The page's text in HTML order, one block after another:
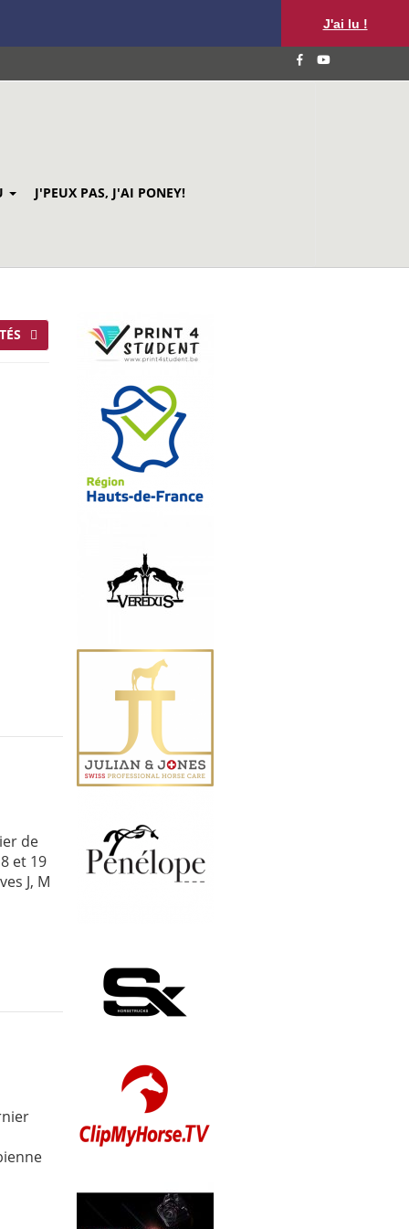
J'ai lu !
J'PEUX PAS, J'AI PONEY!
de
et 19
J, M